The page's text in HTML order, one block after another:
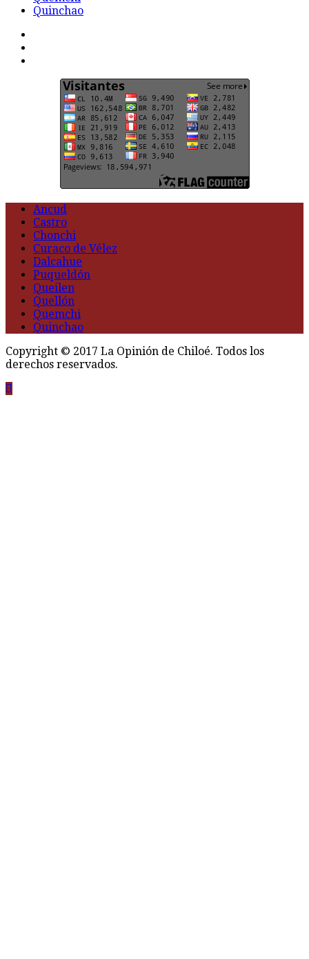
Quinchao
Ancud
Castro
Chonchi
Curaco de Vélez
Dalcahue
Puqueldón
Queilen
Quellón
Quemchi
Quinchao
Copyright © 2017 La Opinión de Chiloé. Todos los
derechos reservados.